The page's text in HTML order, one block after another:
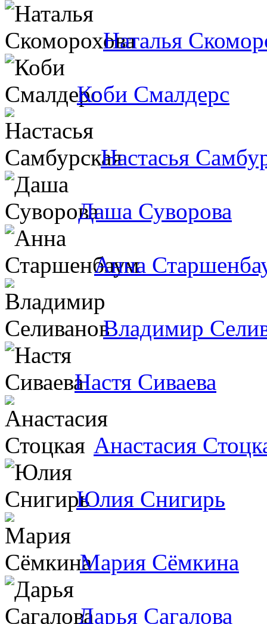
Наталья
Коби Смалдерс
Настасья
Даша Суворова
Анна
Владимир
Настя Сиваева
Анастасия
Юлия Снигирь
Мария Сёмкина
Дарья Сагалова